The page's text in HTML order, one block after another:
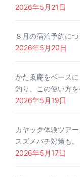
2026年5月21日
８月の宿泊予約に
2026年5月20日
かたゑ庵をベース
釣り、この使い方を
2026年5月19日
カヤック体験ツア
スズメバチ対策も。
2026年5月17日